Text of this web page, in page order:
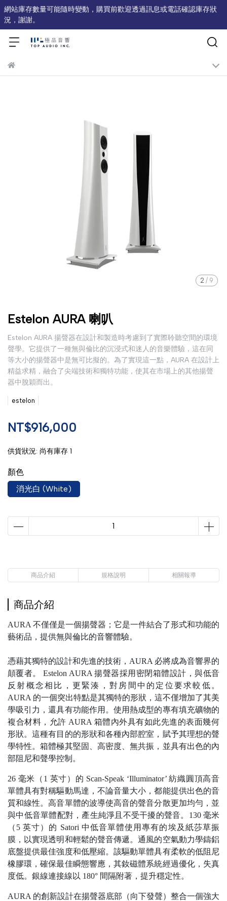
網站庫存數量可能隨時變動，購買前歡迎透過訊息或電話確認庫存狀
況，謝謝。
2 / 9
Estelon AURA 喇叭
Estelon AURA 揚聲器在設計和製造時考慮到了實際聆聽空間的環境
聲學。它提供了一種無與倫比的沉浸式和迷人的音樂體驗，這在同
等大小的揚聲器中是無可比擬的。為了實現這一點，AURA 在設計上
精益求精，融合了尖端技術和獨特功能，使其在市場上的其他揚聲
器中脫穎而出。
estelon
NT$916,000
供貨狀況: 尚有庫存 1
顏色
消光白 (White)
商品介紹 規格說明 相關報導
商品介紹
AURA 不僅僅是一個揚聲器；它是一件結合了形式和功能的
藝術品，提供無與倫比的音響體驗。
憑藉其獨特的設計和先進的技術，AURA 必將成為音響界的
顛覆者。 Estelon AURA 揚聲器採用密閉箱體設計，與低音
反射概念相比，更緊湊，對房間中的定位要求較低。
AURA 的一個突出特點是其獨特的形狀，這不僅增加了其美
學吸引力，還具有功能作用。使用熱成型的專有填充礦物的
複合材料，允許 AURA 箱體內外具有如此先進的表面幾何
形狀。這種有目的的形狀和各種內部腔室，賦予其理想的聲
學特性。箱體極其堅固、高密度、無共振，並具有出色的內
部阻尼和聲學控制。
26 毫米（1 英寸）的 Scan-Speak ‘Illuminator’ 紡織圓頂高音
單體具有對稱驅動馬達，不論音量大小，都能提供出色的音
質和線性。高音單體的波導使高音的聲音分散更加均勻，並
與中低音單體配對，產生純淨且不受干擾的聲音。130 毫米
（5 英寸）的 Satori 中低音單體使用專有的埃及紙莎草振
膜，以實現透明和輕鬆的聲音傳遞。通風的空氣動力學鑄鋁
底盤提供最佳強度和低壓縮。該驅動單體具有柔軟的低阻尼
橡膠環，確保最佳瞬態響應，其釹磁體系統經過優化，失真
度低。銀線連接線以 180° 間隔附著，提升穩定性。
AURA 的創新設計在揚聲器底部（向下發聲）整合一個強大